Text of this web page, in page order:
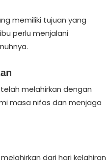
memiliki tujuan yang
perlu menjalani
melahirkan dengan
masa nifas dan menjaga
dari hari kelahiran